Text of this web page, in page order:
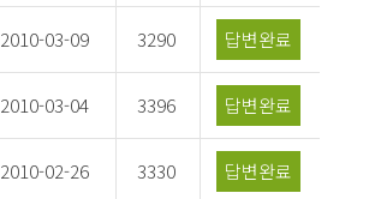
2010-03-09 3290 답변완료
2010-03-04 3396 답변완료
2010-02-26 3330 답변완료